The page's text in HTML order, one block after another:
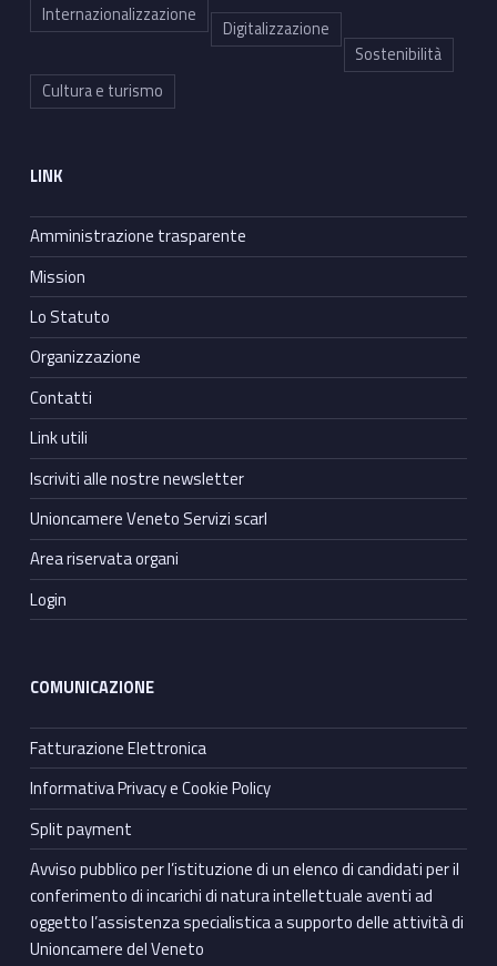
Internazionalizzazione
Digitalizzazione
Sostenibilità
Cultura e turismo
LINK
Amministrazione trasparente
Mission
Lo Statuto
Organizzazione
Contatti
Link utili
Iscriviti alle nostre newsletter
Unioncamere Veneto Servizi scarl
Area riservata organi
Login
COMUNICAZIONE
Fatturazione Elettronica
Informativa Privacy e Cookie Policy
Split payment
Avviso pubblico per l’istituzione di un elenco di candidati per il
conferimento di incarichi di natura intellettuale aventi ad
oggetto l’assistenza specialistica a supporto delle attività di
Unioncamere del Veneto